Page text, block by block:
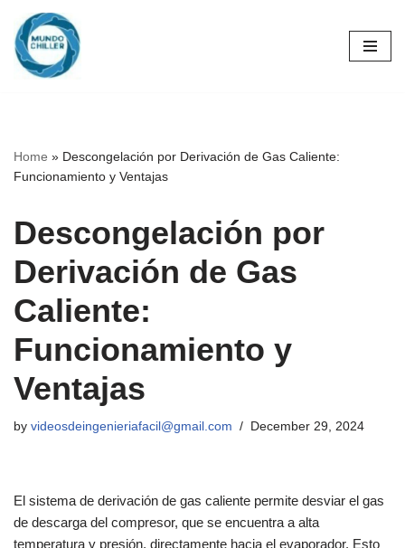
Skip
to
Home » Descongelación por Derivación de Gas Caliente:
Funcionamiento y Ventajas
Descongelación por
Derivación de Gas
Caliente:
Funcionamiento y
Ventajas
by videosdeingenieriafacil@gmail.com December 29, 2024
El sistema de derivación de gas caliente permite desviar el gas
de descarga del compresor, que se encuentra a alta
temperatura y presión, directamente hacia el evaporador. Esto